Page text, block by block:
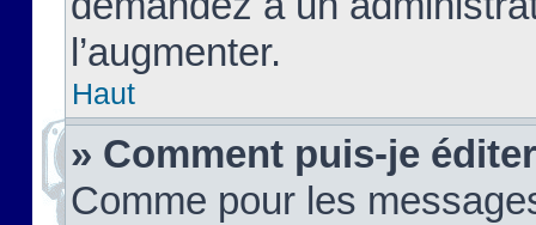
l’augmenter.
Haut
» Comment puis-je
Comme pour les